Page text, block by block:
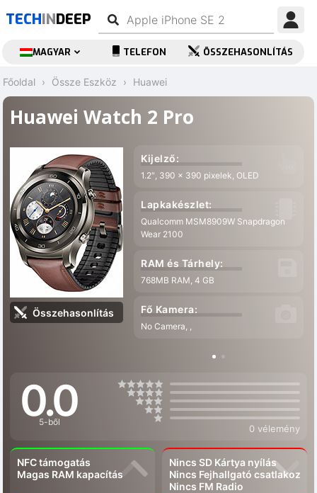
TECHINDEEP
MAGYAR TELEFON ÖSSZEHASONLÍTÁS
Főoldal Össze Eszköz Huawei
Huawei Watch 2 Pro
Összehasonlítás
Kijelző:
1.2″, 390 x 390 pixelek, OLED
Lapkakészlet:
Qualcomm MSM8909W Snapdragon
Wear 2100
RAM és Tárhely:
768MB RAM, 4 GB
Fő Kamera:
No Camera, ,
0.0
5-ből
0 vélemény
NFC támogatás
Magas RAM kapacítás
Nincs SD Kártya nyílás
Nincs Fejhallgató csatlakozó
Nincs FM Radio